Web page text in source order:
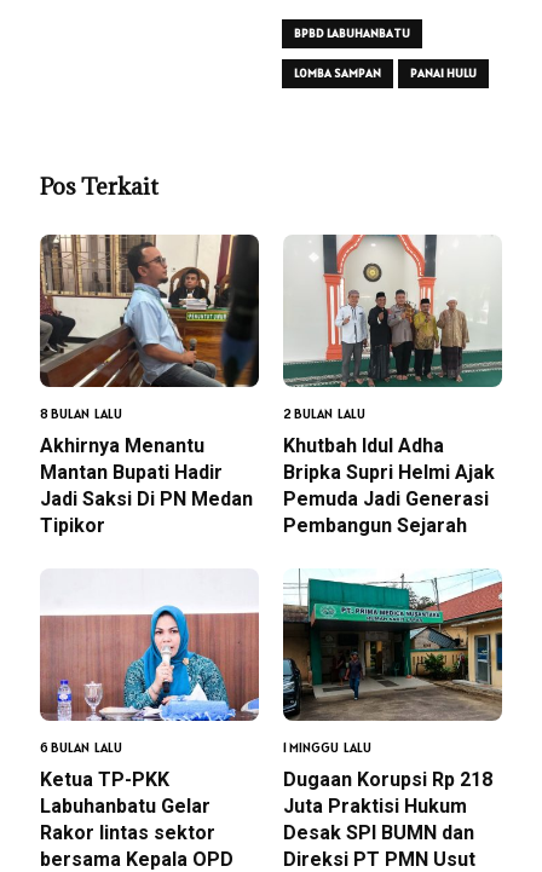
BPBD LABUHANBATU
LOMBA SAMPAN PANAI HULU
Pos Terkait
8 BULAN LALU
Akhirnya Menantu
Mantan Bupati Hadir
Jadi Saksi Di PN Medan
Tipikor
2 BULAN LALU
Khutbah Idul Adha
Bripka Supri Helmi Ajak
Pemuda Jadi Generasi
Pembangun Sejarah
6 BULAN LALU
Ketua TP-PKK
Labuhanbatu Gelar
Rakor lintas sektor
bersama Kepala OPD
1 MINGGU LALU
Dugaan Korupsi Rp 218
Juta Praktisi Hukum
Desak SPI BUMN dan
Direksi PT PMN Usut